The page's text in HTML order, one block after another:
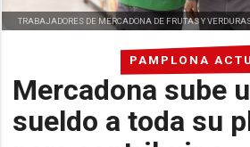
PAMPLONA
Mercadona sube
sueldo a toda su
TRABAJADORES DE MERCADONA DE FRUTAS Y